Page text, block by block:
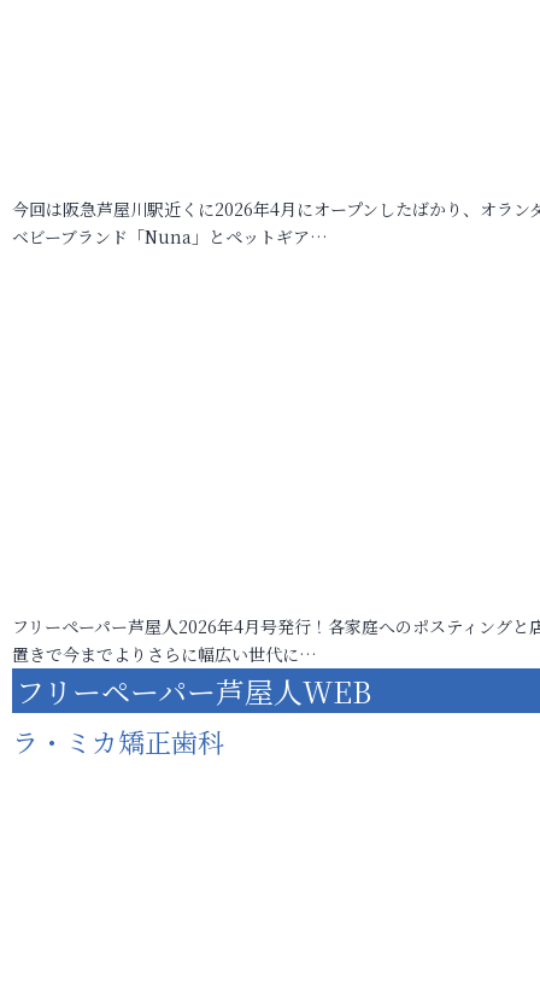
今回は阪急芦屋川駅近くに2026年4月にオープンしたばかり、オラン
ベビーブランド「Nuna」とペットギア…
フリーペーパー芦屋人2026年4月号発行！各家庭へのポスティングと
置きで今までよりさらに幅広い世代に…
フリーペーパー芦屋人WEB
ラ・ミカ矯正歯科